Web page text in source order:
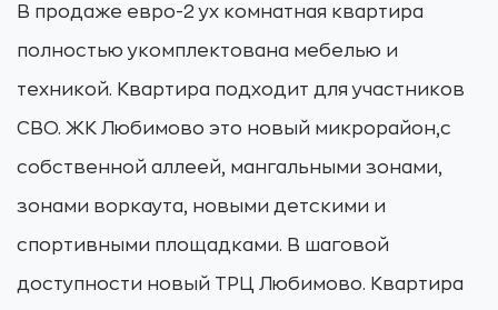
В продаже евро-2 ух комнатная квартира
полностью укомплектована мебелью и
техникой. Квартира подходит для участников
СВО. ЖК Любимово это новый микрорайон,с
собственной аллеей, мангальными зонами,
зонами воркаута, новыми детскими и
спортивными площадками. В шаговой
доступности новый ТРЦ Любимово. Квартира